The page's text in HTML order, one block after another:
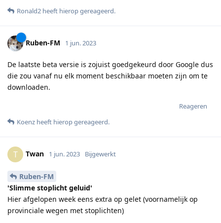
Ronald2 heeft hierop gereageerd.
Ruben-FM 1 jun. 2023
De laatste beta versie is zojuist goedgekeurd door Google dus
die zou vanaf nu elk moment beschikbaar moeten zijn om te
downloaden.
Reageren
Koenz heeft hierop gereageerd.
T Twan 1 jun. 2023 Bijgewerkt
Ruben-FM
'Slimme stoplicht geluid'
Hier afgelopen week eens extra op gelet (voornamelijk op
provinciale wegen met stoplichten)